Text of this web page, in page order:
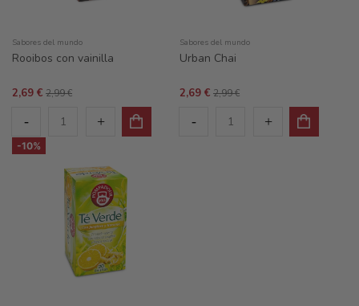
Sabores del mundo
Rooibos con vainilla
2,69 € 2,99 €
Sabores del mundo
Urban Chai
2,69 € 2,99 €
-10%